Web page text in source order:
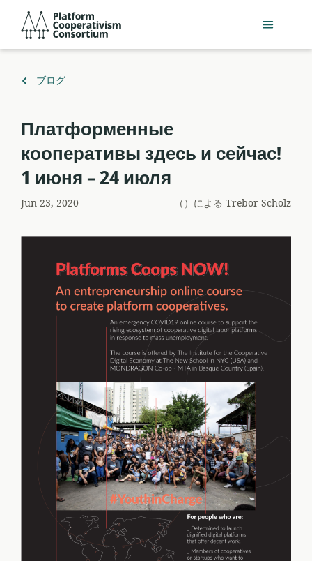
Consortium
（）
る
ブログ
Платформенные
кооперативы здесь и сейчас!
1 июня – 24 июля
Jun 23, 2020 （）による Trebor Scholz